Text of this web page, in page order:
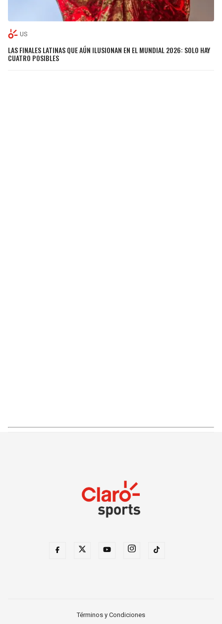
US
LAS FINALES LATINAS QUE AÚN ILUSIONAN EN EL MUNDIAL 2026: SOLO HAY
CUATRO POSIBLES
Términos y Condiciones